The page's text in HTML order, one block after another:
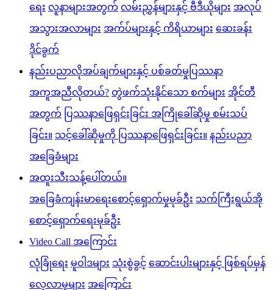
ရေး လူနာများအတွက် လမ်းညွှန်များနှင့် ဗီဒီယိုများ အလုပ်
အသွားအလာများ အက်ပ်များနှင့် ကိရိယာများ ဆေးခန်း
ဒိုင်ခွက်
နည်းပညာလိုအပ်ချက်များနှင့် ပစ်ခတ်မှုပြဿနာ
အကူအညီလိုတယ်? တွဲဖက်သုံးနိုင်သော စက်များ အိုင်တီ
အတွက် ပြဿနာဖြေရှင်းခြင်း အကြိုခေါ်ဆိုမှု စမ်းသပ်
ခြင်း။ သင့်ခေါ်ဆိုမှုကို ပြဿနာဖြေရှင်းခြင်း။ နည်းပညာ
အခြေခံများ
အထူးသီးသန့်ပေါ်တယ်။
အခြေခံကျန်းမာရေးစောင့်ရှောက်မှုမုခ်ဦး သက်ကြီးရွယ်အို
စောင့်ရှောက်ရေးမုခ်ဦး
Video Call အကြောင်း
လုံခြုံရေး မူဝါဒများ သုံးစွဲခွင့် ဆောင်းပါးများနှင့် ဖြစ်ရပ်မှန်
လေ့လာမှုများ အကြောင်း